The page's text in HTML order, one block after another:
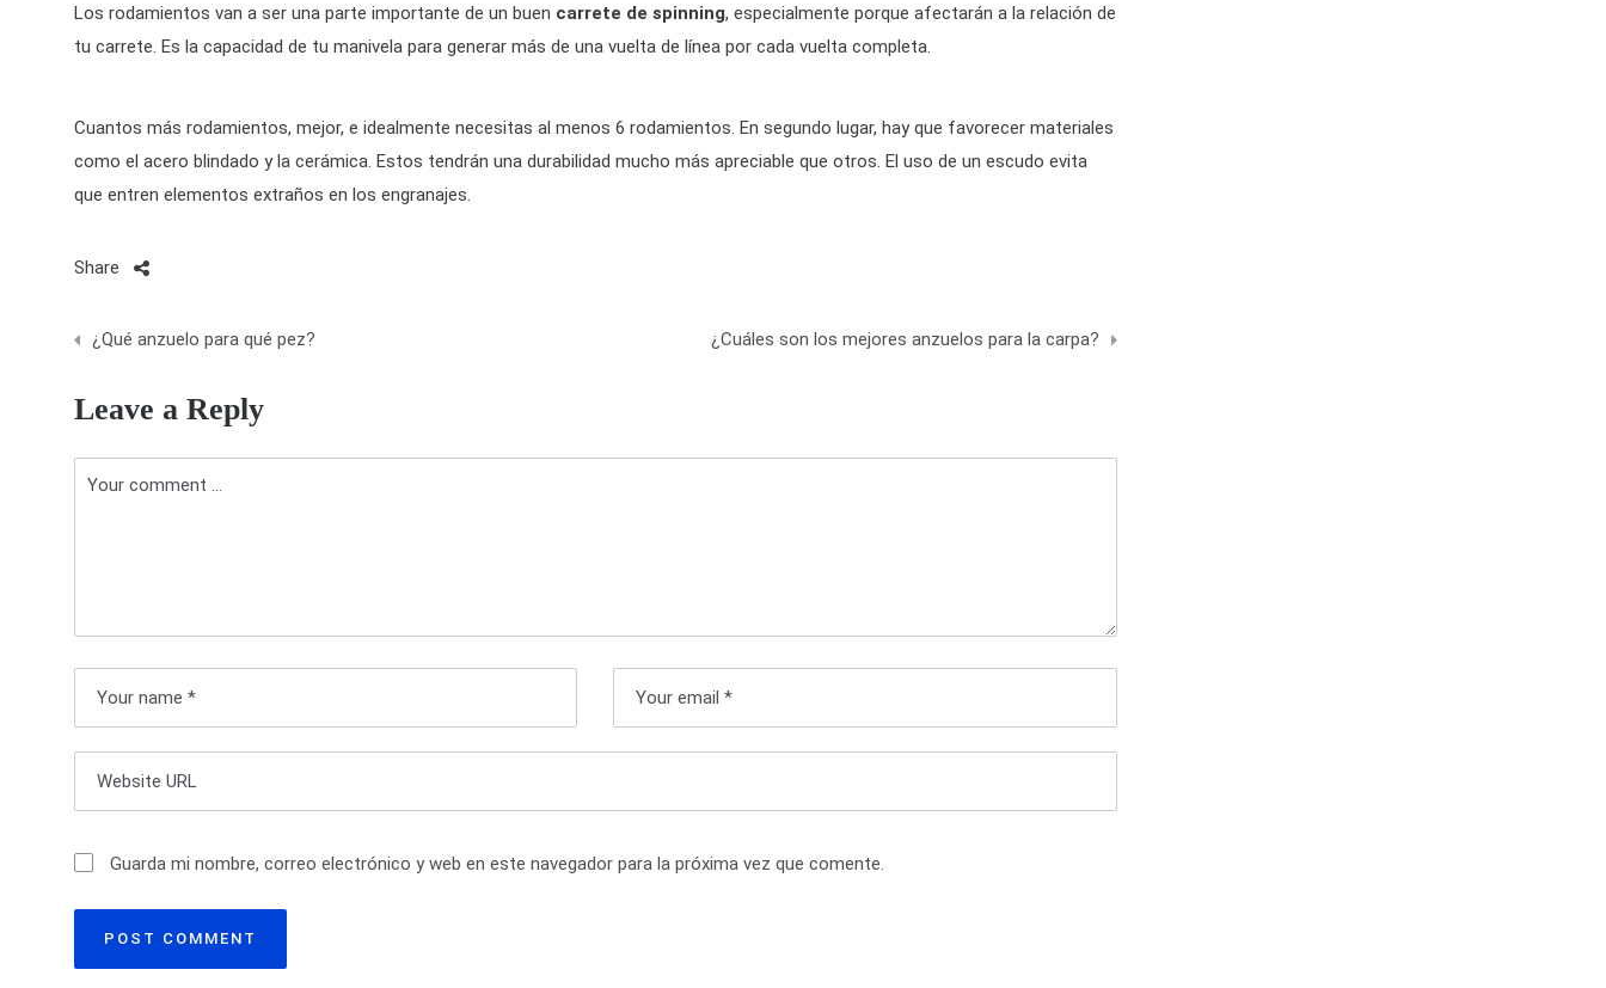
Los rodamientos van a ser una parte importante de un buen carrete de spinning, especialmente porque afectarán a la relación de
tu carrete. Es la capacidad de tu manivela para generar más de una vuelta de línea por cada vuelta completa.
Cuantos más rodamientos, mejor, e idealmente necesitas al menos 6 rodamientos. En segundo lugar, hay que favorecer materiales
como el acero blindado y la cerámica. Estos tendrán una durabilidad mucho más apreciable que otros. El uso de un escudo evita
que entren elementos extraños en los engranajes.
Share
v
e
n
e
t
¿Qué anzuelo para qué pez? ¿Cuáles son los mejores anzuelos para la carpa?
Leave a Reply
Guarda mi nombre, correo electrónico y web en este navegador para la próxima vez que comente.